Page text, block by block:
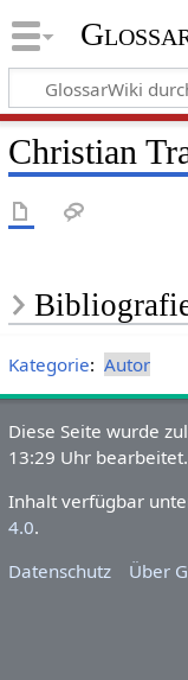
Christian
Kategorie: Autor
Diese Seite wurde
13:29 Uhr bearbeitet.
Inhalt verfügbar
4.0.
Datenschutz
Über